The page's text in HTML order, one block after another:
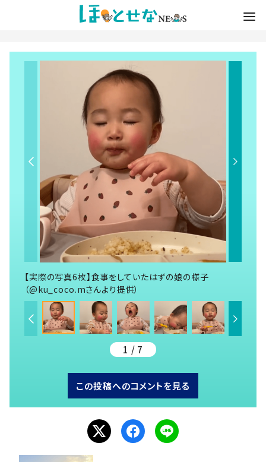
【実際の写真6枚】食事をしていたはずの娘の様子
（@ku_coco.mさんより提供）
1 / 7
この投稿へのコメントを見る